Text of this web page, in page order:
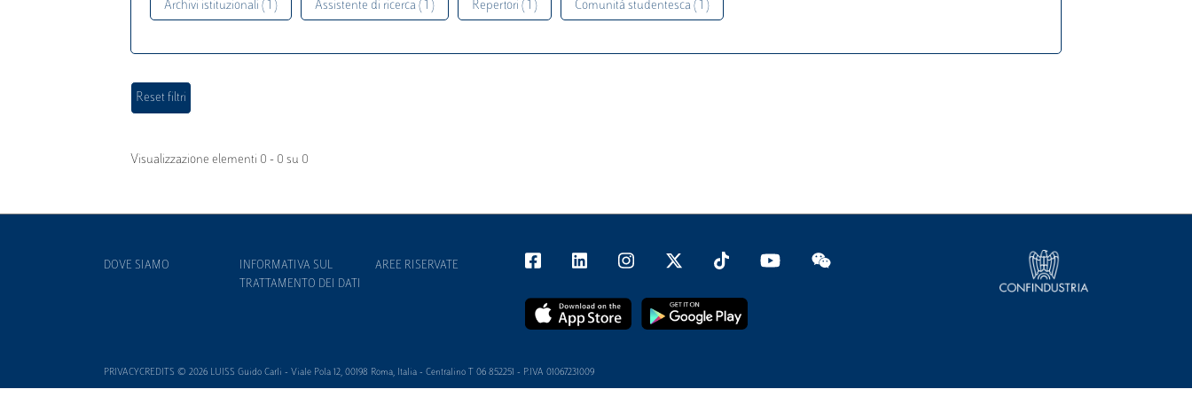
Archivi istituzionali ( 1 ) Assistente di ricerca ( 1 ) Repertori ( 1 ) Comunità studentesca ( 1 )
Visualizzazione elementi 0 - 0 su 0
DOVE SIAMO
INFORMATIVA SUL
TRATTAMENTO DEI DATI
AREE RISERVATE
PRIVACYCREDITS © 2026 LUISS Guido Carli - Viale Pola 12, 00198 Roma, Italia - Centralino T 06 852251 - P.IVA 01067231009